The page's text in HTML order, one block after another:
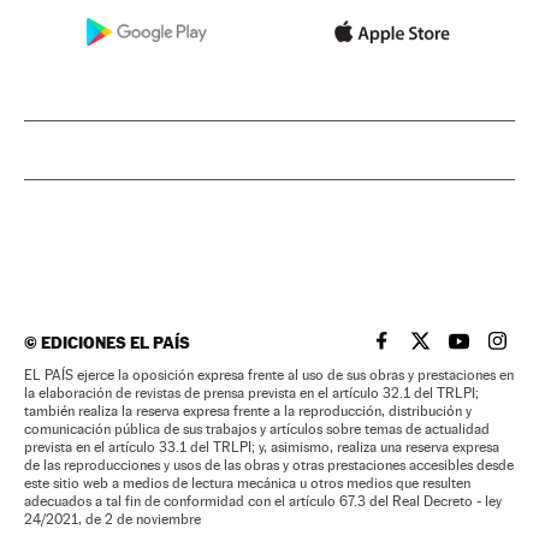
©EDICIONES EL PAÍS EL PAÍS BRASIL EN
EL PAÍSEL PAÍS
EL
EL PAÍS ejerce la oposición expresa frente al uso de sus obras y prestaciones en
la elaboración de revistas de prensa prevista en el artículo 32.1 del TRLPI;
también realiza la reserva expresa frente a la reproducción, distribución y
comunicación pública de sus trabajos y artículos sobre temas de actualidad
prevista en el artículo 33.1 del TRLPI; y, asimismo, realiza una reserva expresa
de las reproducciones y usos de las obras y otras prestaciones accesibles desde
este sitio web a medios de lectura mecánica u otros medios que resulten
adecuados a tal fin de conformidad con el artículo 67.3 del Real Decreto - ley
24/2021, de 2 de noviembre